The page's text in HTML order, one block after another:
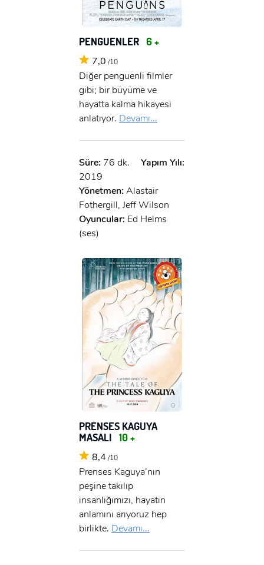
GIRIŞ YAP
ÜYE OL
PENGUENLER 6 +
7,0 /10
Diğer penguenli filmler
gibi; bir büyüme ve
hayatta kalma hikayesi
anlatıyor. Devamı...
Süre: 76 dk.
Yapım Yılı:
2019
Yönetmen: Alastair
Fothergill, Jeff Wilson
Oyuncular: Ed Helms
(ses)
PRENSES KAGUYA
MASALI 10 +
8,4 /10
Prenses Kaguya’nın
peşine takılıp
insanlığımızı, hayatın
anlamını arıyoruz hep
birlikte. Devamı...